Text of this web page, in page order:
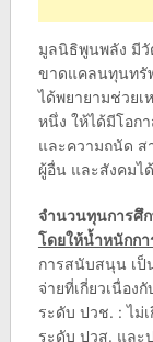
มูลนิธิพูนพลัง มีวั
ขาดแคลนทุนทรั
ได้พยายามช่วยเ
หนึ่ง ให้ได้มีโอก
และความถนัด ส
ผู้อื่น และสังคมได้
จำนวนทุนการศึ
โดยให้น้ำหนักก
การสนับสนุน เป็
จ่ายที่เกี่ยวเนื่อง
ระดับ ปวช. : ไม่
ระดับ ปวส. และ